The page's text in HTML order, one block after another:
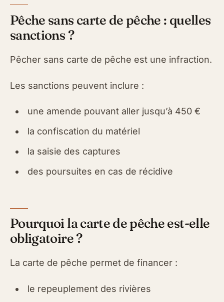
Pêche sans carte de pêche : quelles
sanctions ?
Pêcher sans carte de pêche est une infraction.
Les sanctions peuvent inclure :
une amende pouvant aller jusqu’à 450 €
la confiscation du matériel
la saisie des captures
des poursuites en cas de récidive
Pourquoi la carte de pêche est-elle
obligatoire ?
La carte de pêche permet de financer :
le repeuplement des rivières